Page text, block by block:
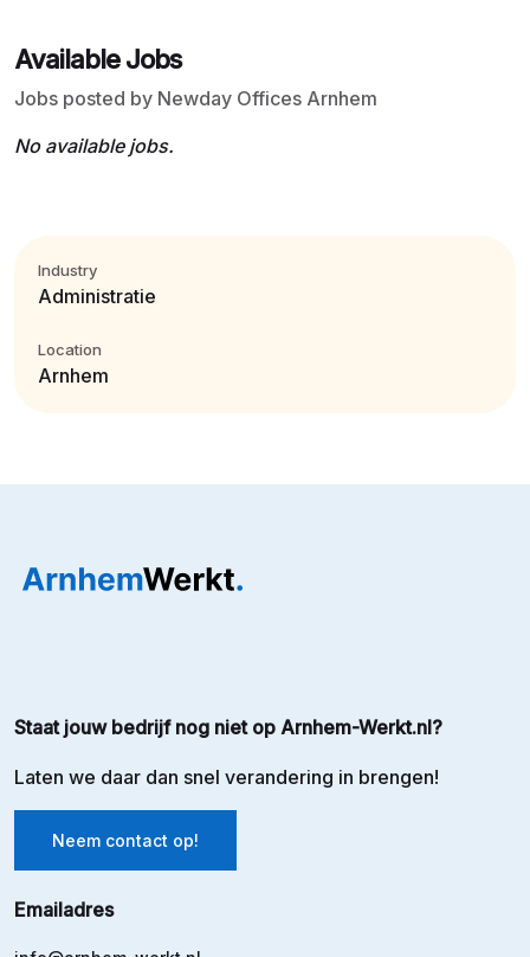
Available Jobs
Jobs posted by Newday Offices Arnhem
No available jobs.
Industry
Administratie
Location
Arnhem
Staat jouw bedrijf nog niet op Arnhem-Werkt.nl?
Laten we daar dan snel verandering in brengen!
Neem contact op!
Emailadres